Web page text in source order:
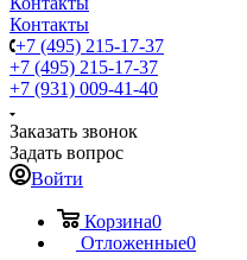
Контакты
+7 (495) 215-17-37
+7 (495) 215-17-37
+7 (931) 009-41-40
Заказать звонок
Задать вопрос
Войти
Корзина0
Отложенные0